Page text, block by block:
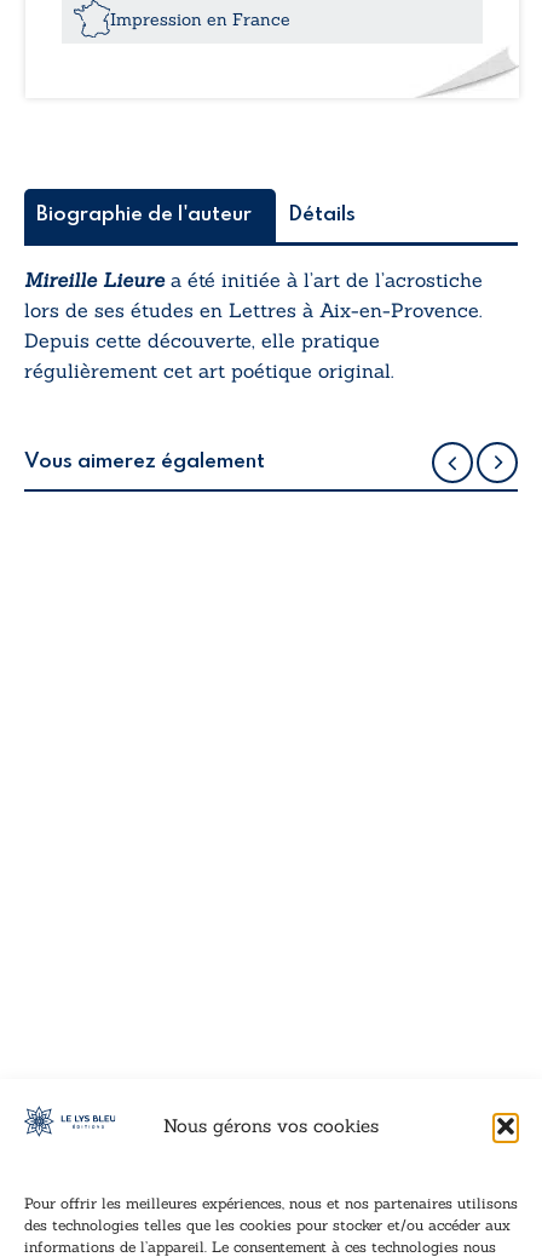
Nous gérons vos cookies
Pour offrir les meilleures expériences, nous et nos partenaires utilisons
des technologies telles que les cookies pour stocker et/ou accéder aux
informations de l’appareil. Le consentement à ces technologies nous
dire
Impression en France
Biographie de l'auteur Détails
Mireille Lieure a été initiée à l’art de l’acrostiche
lors de ses études en Lettres à Aix-en-Provence.
Depuis cette découverte, elle pratique
régulièrement cet art poétique original.
Vous aimerez également